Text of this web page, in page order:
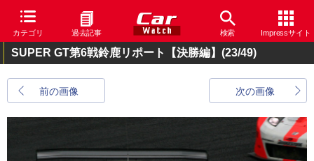
カテゴリ 過去記事 検索 Impressサイト
SUPER GT第6戦鈴鹿リポート【決勝編】 (23/49)
前の画像 次の画像